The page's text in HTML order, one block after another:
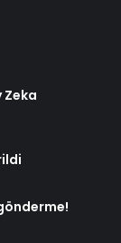
Zeka